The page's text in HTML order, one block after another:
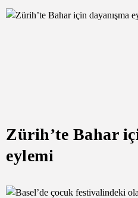
Zürih’te Bahar
eylemi